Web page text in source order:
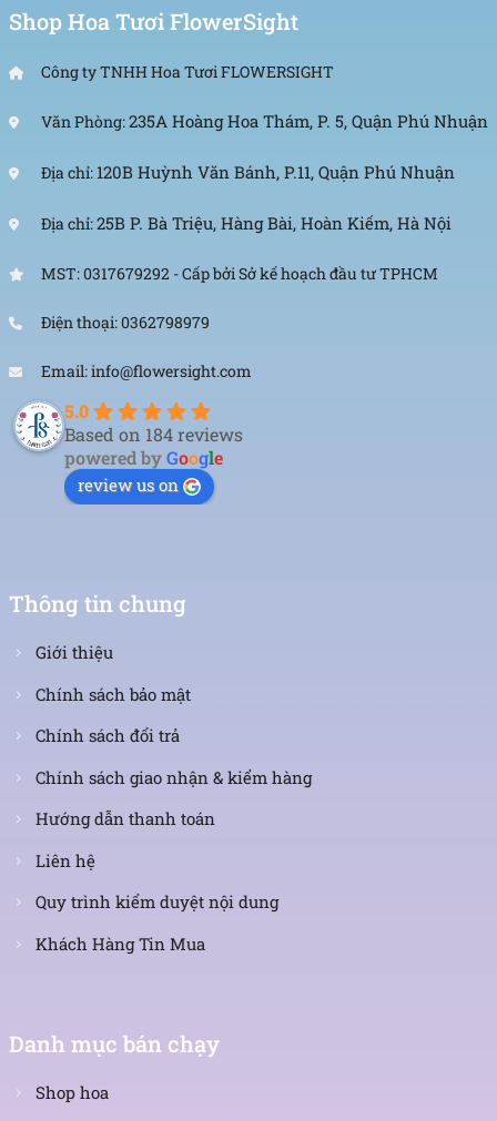
Shop Hoa Tươi FlowerSight
Công ty TNHH Hoa Tươi FLOWERSIGHT
Văn Phòng:235A Hoàng Hoa Thám, P. 5, Quận Phú Nhuận
Địa chỉ: 120B Huỳnh Văn Bánh, P.11, Quận Phú Nhuận
Địa chỉ:25B P. Bà Triệu, Hàng Bài, Hoàn Kiếm, Hà Nội
MST: 0317679292 - Cấp bởi Sở kế hoạch đầu tư TPHCM
Điện thoại: 0362798979
Email: info@flowersight.com
5.0
Based on 184 reviews
powered byGoogle
review us on
Thông tin chung
Giới thiệu
Chính sách bảo mật
Chính sách đổi trả
Chính sách giao nhận & kiểm hàng
Hướng dẫn thanh toán
Liên hệ
Quy trình kiểm duyệt nội dung
Khách Hàng Tin Mua
Danh mục bán chạy
Shop hoa